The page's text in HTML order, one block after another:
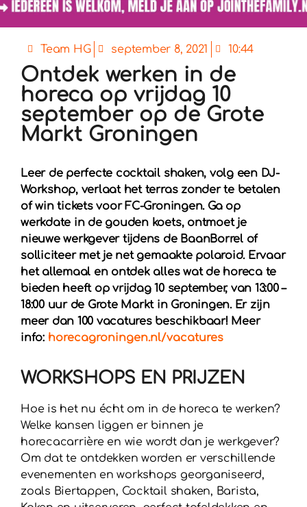
Team HG september 8, 2021 10:44
Ontdek werken in de
horeca op vrijdag 10
september op de Grote
Markt Groningen
Leer de perfecte cocktail shaken, volg een DJ-
Workshop, verlaat het terras zonder te betalen
of win tickets voor FC-Groningen. Ga op
werkdate in de gouden koets, ontmoet je
nieuwe werkgever tijdens de BaanBorrel of
solliciteer met je net gemaakte polaroid. Ervaar
het allemaal en ontdek alles wat de horeca te
bieden heeft op vrijdag 10 september, van 13:00 –
18:00 uur de Grote Markt in Groningen. Er zijn
meer dan 100 vacatures beschikbaar! Meer
info: horecagroningen.nl/vacatures
WORKSHOPS EN PRIJZEN
Hoe is het nu écht om in de horeca te werken?
Welke kansen liggen er binnen je
horecacarrière en wie wordt dan je werkgever?
Om dat te ontdekken worden er verschillende
evenementen en workshops georganiseerd,
zoals Biertappen, Cocktail shaken, Barista,